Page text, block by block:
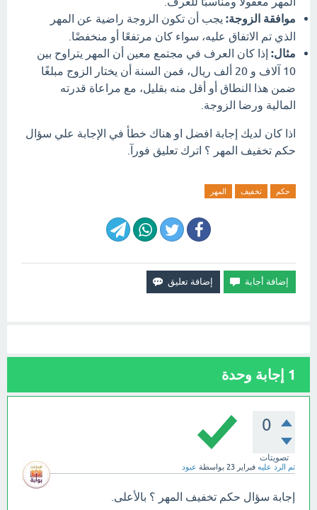
موافقة الزوجة: يجب أن تكون الزوجة راضية عن المهر
الذي تم الاتفاق عليه، سواء كان مرتفعًا أو منخفضًا.
مثال: إذا كان العرف في مجتمع معين أن المهر يتراوح بين
10 آلاف و 20 ألف ريال، فمن السنة أن يختار الزوج مبلغًا
ضمن هذا النطاق أو أقل منه بقليل، مع مراعاة قدرته
المالية ورضا الزوجة.
اذا كان لديك إجابة افضل او هناك خطأ في الإجابة علي سؤال
حكم تخفيف المهر ؟ اترك تعليق فورآ.
حكم تخفيف المهر
1 إجابة وحدة
0
تصويتات
تم الرد عليه فبراير 23 بواسطة عبود
إجابة سؤال حكم تخفيف المهر ؟ بالأعلى.